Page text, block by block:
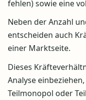
fehlen) sowie eine
Neben der Anzahl
entscheiden auch
einer Marktseite.
Dieses
Analyse
Teilmonopol oder